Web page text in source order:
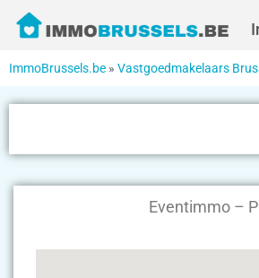
ImmoBrussels.be » Vastgoedmakelaars
Eventimmo –